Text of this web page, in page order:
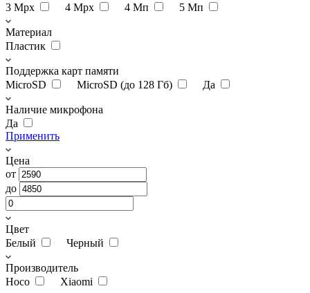
3 Мрх
4 Mpx 4 Мп 5 Мп
Материал
Пластик
Поддержка карт памяти
MicroSD
MicroSD (до 128 Гб) Да
Наличие микрофона
Да
Применить
Цена
от
до
Цвет
Белый
Черный
Производитель
Hoco
Xiaomi